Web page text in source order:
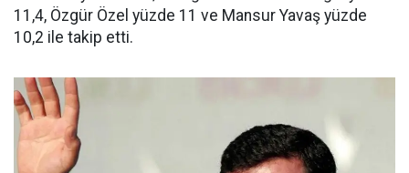
11,4, Özgür Özel yüzde 11 ve Mansur Yavaş yüzde
10,2 ile takip etti.